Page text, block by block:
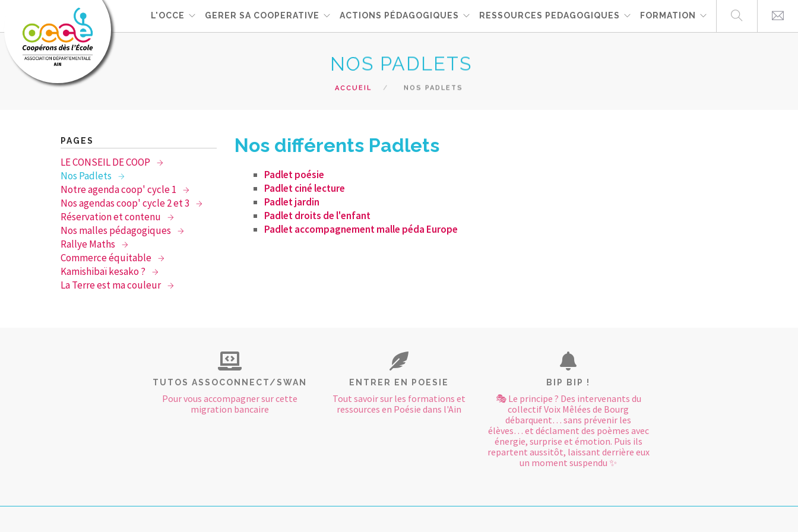
L'OCCE GERER SA COOPERATIVE ACTIONS PÉDAGOGIQUES RESSOURCES PEDAGOGIQUES FORMATION
NOS PADLETS
ACCUEIL NOS PADLETS
PAGES
LE CONSEIL DE COOP
Nos Padlets
Notre agenda coop' cycle 1
Nos agendas coop' cycle 2 et 3
Réservation et contenu
Nos malles pédagogiques
Rallye Maths
Commerce équitable
Kamishibaï kesako ?
La Terre est ma couleur
Nos différents Padlets
Padlet poésie
Padlet ciné lecture
Padlet jardin
Padlet droits de l'enfant
Padlet accompagnement malle péda Europe
TUTOS ASSOCONNECT/SWAN
Pour vous accompagner sur cette
migration bancaire
ENTRER EN POESIE
Tout savoir sur les formations et
ressources en Poésie dans l'Ain
BIP BIP !
🎭 Le principe ? Des intervenants du
collectif Voix Mêlées de Bourg
débarquent… sans prévenir les
élèves… et déclament des poèmes avec
énergie, surprise et émotion. Puis ils
repartent aussitôt, laissant derrière eux
un moment suspendu ✨